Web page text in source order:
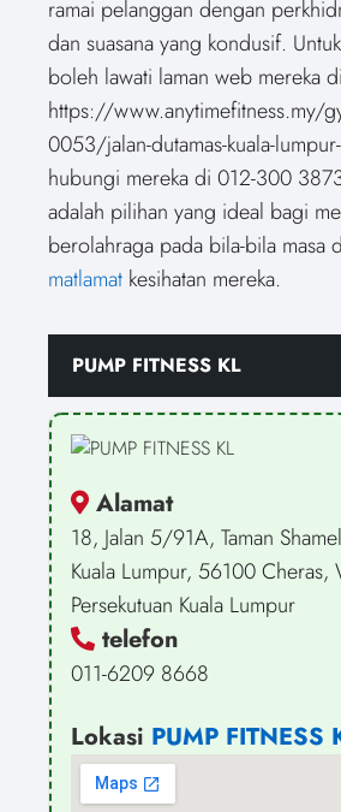
ramai pelanggan dengan
dan suasana yang kondusif.
boleh lawati laman web mereka di
https://www.anytimefitness.my/
0053/jalan-dutamas-kuala-
hubungi mereka di 012-300
adalah pilihan yang ideal bagi
berolahraga pada bila-bila masa
matlamat kesihatan mereka.
PUMP FITNESS KL
Alamat
18, Jalan 5/91A, Taman
Kuala Lumpur, 56100 Cheras,
Persekutuan Kuala Lumpur
telefon
011-6209 8668
Lokasi PUMP FITNESS